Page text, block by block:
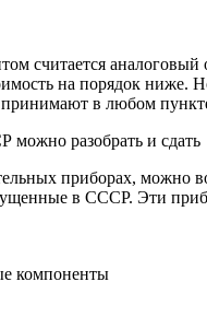
считается
на порядок
в любом
разобрать и сдать
приборах, можно
в СССР. Эти
компоненты